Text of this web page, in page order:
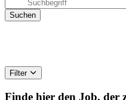
Filter
Finde hier den Job, der